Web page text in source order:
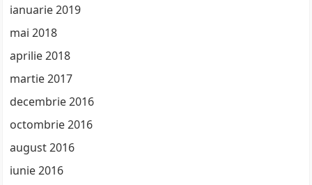
ianuarie 2019
mai 2018
aprilie 2018
martie 2017
decembrie 2016
octombrie 2016
august 2016
iunie 2016